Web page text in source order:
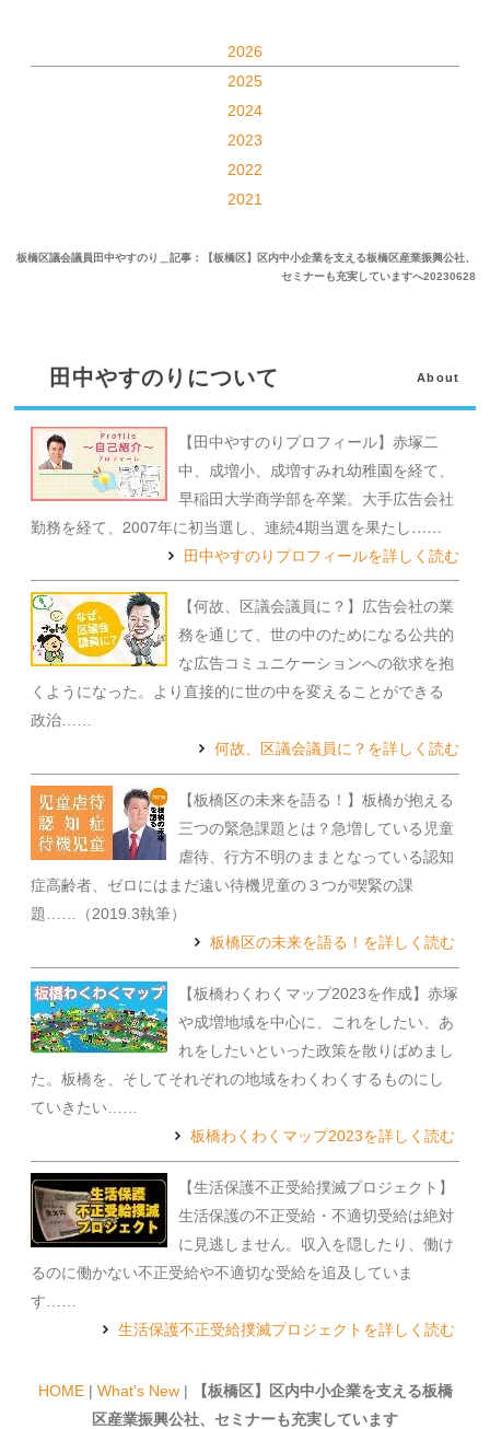
2026
2025
2024
2023
2022
2021
板橋区議会議員田中やすのり＿記事：【板橋区】区内中小企業を支える板橋区産業振興公社、
セミナーも充実していますへ20230628
田中やすのりについて About
【田中やすのりプロフィール】赤塚二
中、成増小、成増すみれ幼稚園を経て、
早稲田大学商学部を卒業。大手広告会社
勤務を経て、2007年に初当選し、連続4期当選を果たし……
田中やすのりプロフィールを詳しく読む
【何故、区議会議員に？】広告会社の業
務を通じて、世の中のためになる公共的
な広告コミュニケーションへの欲求を抱
くようになった。より直接的に世の中を変えることができる
政治……
何故、区議会議員に？を詳しく読む
【板橋区の未来を語る！】板橋が抱える
三つの緊急課題とは？急増している児童
虐待、行方不明のままとなっている認知
症高齢者、ゼロにはまだ遠い待機児童の３つが喫緊の課
題……（2019.3執筆）
板橋区の未来を語る！を詳しく読む
【板橋わくわくマップ2023を作成】赤塚
や成増地域を中心に、これをしたい、あ
れをしたいといった政策を散りばめまし
た。板橋を、そしてそれぞれの地域をわくわくするものにし
ていきたい……
板橋わくわくマップ2023を詳しく読む
【生活保護不正受給撲滅プロジェクト】
生活保護の不正受給・不適切受給は絶対
に見逃しません。収入を隠したり、働け
るのに働かない不正受給や不適切な受給を追及していま
す……
生活保護不正受給撲滅プロジェクトを詳しく読む
HOME| What's New|
【板橋区】区内中小企業を支える板橋
区産業振興公社、セミナーも充実しています